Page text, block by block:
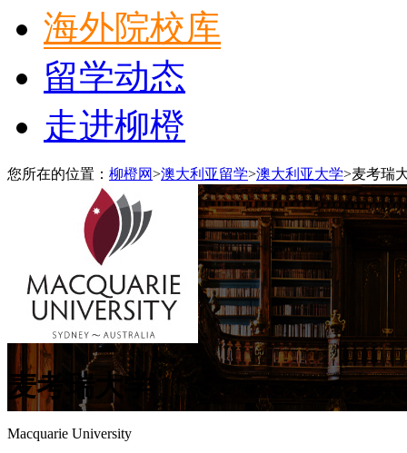
海外院校库
留学动态
走进柳橙
您所在的位置： 柳橙网>澳大利亚留学>澳大利亚大学>麦考瑞
麦考瑞大学
Macquarie University